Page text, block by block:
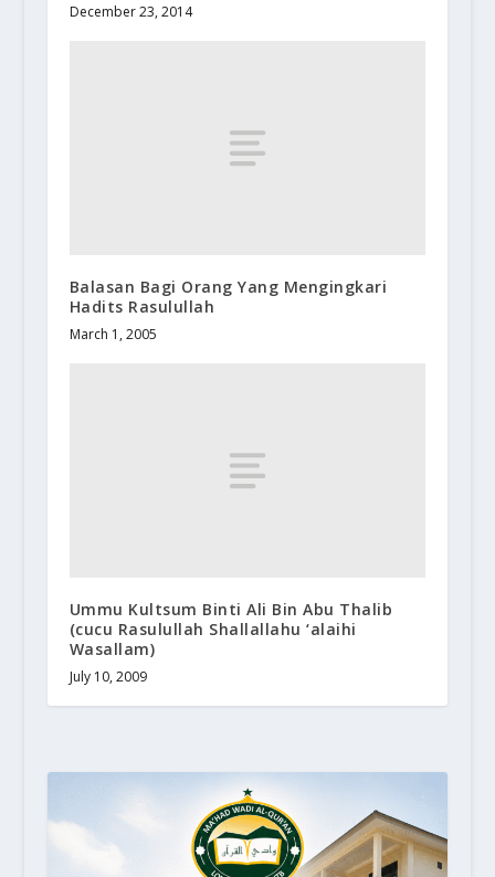
December 23, 2014
Balasan Bagi Orang Yang Mengingkari
Hadits Rasulullah
March 1, 2005
Ummu Kultsum Binti Ali Bin Abu Thalib
(cucu Rasulullah Shallallahu ‘alaihi
Wasallam)
July 10, 2009